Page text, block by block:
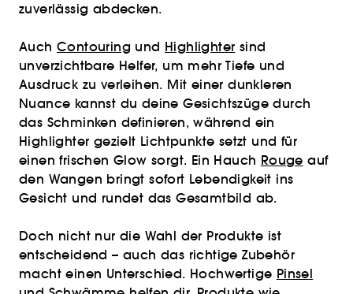
zuverlässig abdecken.
Auch Contouring und Highlighter sind
unverzichtbare Helfer, um mehr Tiefe und
Ausdruck zu verleihen. Mit einer dunkleren
Nuance kannst du deine Gesichtszüge durch
das Schminken definieren, während ein
Highlighter gezielt Lichtpunkte setzt und für
einen frischen Glow sorgt. Ein Hauch Rouge auf
den Wangen bringt sofort Lebendigkeit ins
Gesicht und rundet das Gesamtbild ab.
Doch nicht nur die Wahl der Produkte ist
entscheidend – auch das richtige Zubehör
macht einen Unterschied. Hochwertige Pinsel